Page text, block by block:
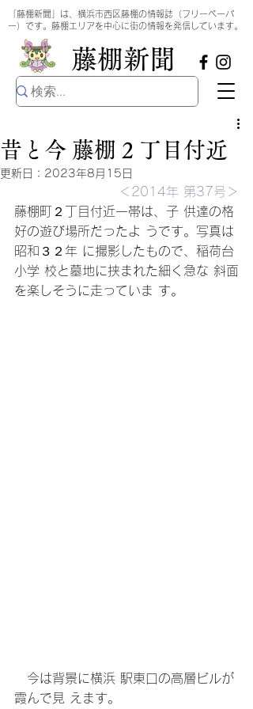
​藤棚新聞
「藤棚新聞」は、横浜市西区藤棚の情報誌（フリーペーパ
ー）です。藤棚エリアを中心に街の情報を発信しています。
昔と今 藤棚 2 丁目付近
更新日： 2023年8月15日
＜2014年 第37号＞
藤棚町２丁目付近一帯は、子 供達の格
好の遊び場所だったよ うです。写真は
昭和３２年 に撮影したもので、稲荷台
小学 校と墓地に挟まれた細く急な 斜面
を楽しそうに走っていま す。
今は背景に横浜 駅東口の高層ビルが
霞んで見 えます。